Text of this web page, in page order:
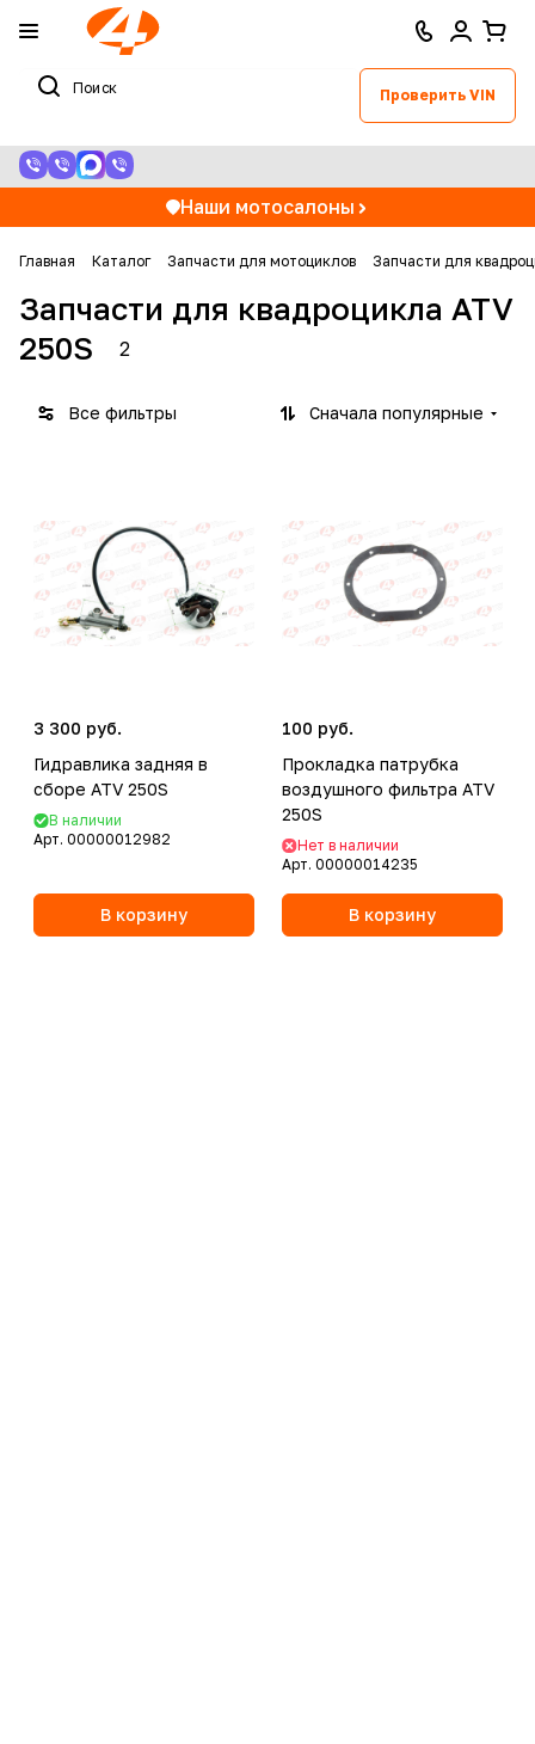
Проверить VIN
Наши мотосалоны
Главная Каталог Запчасти для мотоциклов Запчасти для
Запчасти для квадроцикла ATV
250S
2
Все фильтры Сначала популярные
3 300 руб.
Гидравлика задняя в
сборе ATV 250S
В наличии
Арт. 00000012982
В корзину
100 руб.
Прокладка патрубка
воздушного фильтра ATV
250S
Нет в наличии
Арт. 00000014235
В корзину